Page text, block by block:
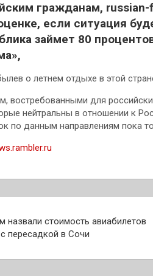
гражданам,
если ситуация
займет 80
о летнем отдыхе в этой
востребованными для
нейтральны в отношении к
по данным направлениям пока
назвали стоимость авиабилетов
пересадкой в Сочи